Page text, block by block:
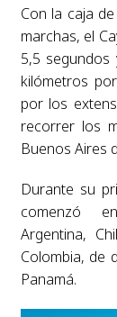
Con la caja
marchas, el
5,5 segundos
kilómetros
por los
recorrer los
Buenos Aires
Durante su
comenzó
Argentina,
Colombia, de
Panamá.